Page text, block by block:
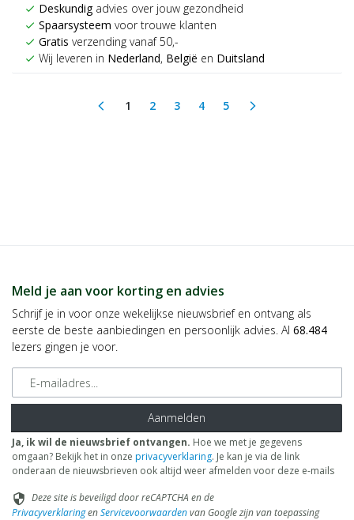
check Deskundigadvies over jouw gezondheid
check Spaarsysteem voor trouwe klanten
check Gratis verzending vanaf 50,-
check Wij leveren in Nederland, België en Duitsland
arrow_back_ios 1(current)
2 3 4 5 arrow_forward_ios
Meld je aan voor korting en advies
Schrijf je in voor onze wekelijkse nieuwsbrief en ontvang als
eerste de beste aanbiedingen en persoonlijk advies. Al 68.484
lezers gingen je voor.
E-mailadres
Aanmelden
Ja, ik wil de nieuwsbrief ontvangen. Hoe we met je gegevens
omgaan? Bekijk het in onze privacyverklaring. Je kan je via de link
onderaan de nieuwsbrieven ook altijd weer afmelden voor deze e-mails
security Deze site is beveiligd door reCAPTCHA en de
PrivacyverklaringenServicevoorwaardenvan Google zijn van toepassing